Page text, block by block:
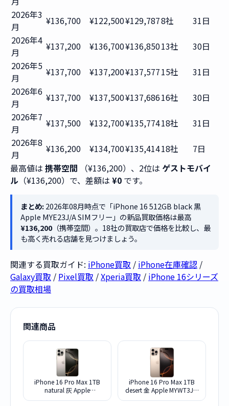
2026年3
月
¥136,700 ¥122,500¥129,7878社
31日
2026年4
月
¥137,200 ¥136,700¥136,85013社
30日
2026年5
月
¥137,700 ¥137,200¥137,57715社
31日
2026年6
月
¥137,700 ¥137,500¥137,68616社
30日
2026年7
月
¥137,500 ¥132,700¥135,77418社
31日
2026年8
月
¥136,200 ¥134,700¥135,41418社
7日
最高値は 携帯空間 （¥136,200）、2位は ゲストモバイ
ル （¥136,200）で、差額は ¥0 です。
まとめ:2026年08月時点で「iPhone 16 512GB black 黒
Apple MYE23J/A SIMフリー」の新品買取価格は最高
¥136,200（携帯空間）。18社の買取店で価格を比較し、最
も高く売れる店舗を見つけましょう。
関連する買取ガイド: iPhone買取 / iPhone在庫確認 /
Galaxy買取 / Pixel買取 /Xperia買取 / iPhone 16シリーズ
の買取相場
関連商品
iPhone 16 Pro Max 1TB
natural 灰 Apple
iPhone 16 Pro Max 1TB
desert 金 Apple MYWT3J/A